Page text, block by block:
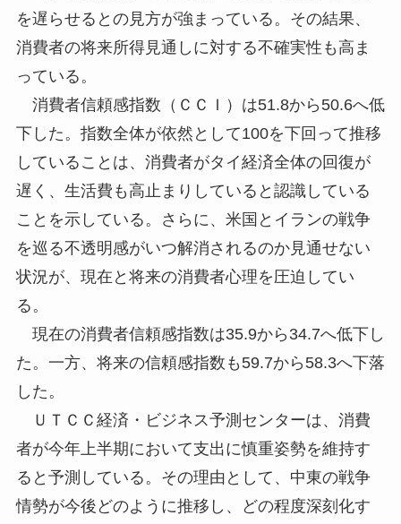
を遅らせるとの見方が強まっている。その結果、
消費者の将来所得見通しに対する不確実性も高ま
っている。
消費者信頼感指数（ＣＣＩ）は51.8から50.6へ低
下した。指数全体が依然として100を下回って推移
していることは、消費者がタイ経済全体の回復が
遅く、生活費も高止まりしていると認識している
ことを示している。さらに、米国とイランの戦争
を巡る不透明感がいつ解消されるのか見通せない
状況が、現在と将来の消費者心理を圧迫してい
る。
現在の消費者信頼感指数は35.9から34.7へ低下し
た。一方、将来の信頼感指数も59.7から58.3へ下落
した。
ＵＴＣＣ経済・ビジネス予測センターは、消費
者が今年上半期において支出に慎重姿勢を維持す
ると予測している。その理由として、中東の戦争
情勢が今後どのように推移し、どの程度深刻化す